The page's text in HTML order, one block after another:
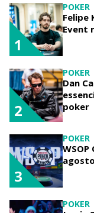
POKER
Felipe
Event
1
POKER
Dan
poker
2
POKER
3
POKER